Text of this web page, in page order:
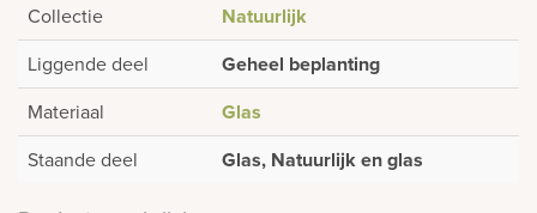
Collectie
Natuurlijk
Liggende deel Geheel beplanting
Materiaal Glas
Staande deel Glas, Natuurlijk en glas